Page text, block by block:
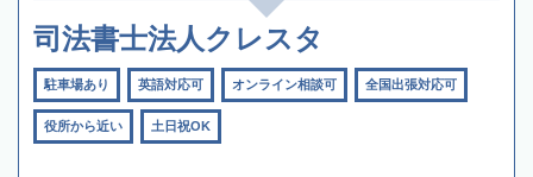
司法書士法人クレスタ
駐車場あり 英語対応可 オンライン相談可 全国出張対応可
役所から近い 土日祝OK